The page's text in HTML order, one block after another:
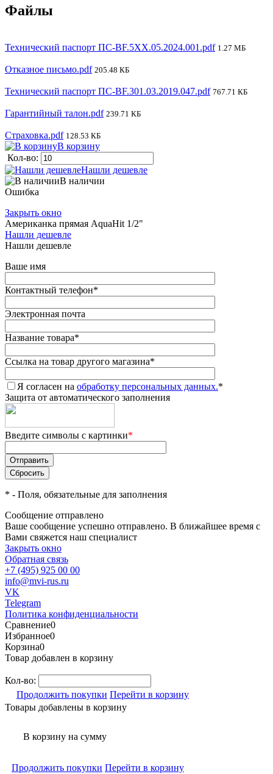
Файлы
Технический паспорт ПС-BF.5XX.05.2024.001.pdf 1.27 МБ
Отказное письмо.pdf 205.48 КБ
Технический паспорт ПС-BF.301.03.2019.047.pdf 767.71 КБ
Гарантийный талон.pdf 239.71 КБ
Страховка.pdf 128.53 КБ
В корзину
Кол-во:
Нашли дешевле
В наличии
Ошибка
Закрыть окно
Американка прямая AquaHit 1/2"
Нашли дешевле
Нашли дешевле
Ваше имя
Контактный телефон*
Электронная почта
Название товара*
Ссылка на товар другого магазина*
Я согласен на обработку персональных данных.*
Защита от автоматического заполнения
Введите символы с картинки*
* - Поля, обязательные для заполнения
Сообщение отправлено
Ваше сообщение успешно отправлено. В ближайшее время с
Вами свяжется наш специалист
Закрыть окно
Обратная связь
+7 (495) 925 00 00
info@mvi-rus.ru
VK
Telegram
Политика конфиденциальности
Сравнение0
Избранное0
Корзина0
Товар добавлен в корзину
Кол-во:
Продолжить покупки Перейти в корзину
Товары добавлены в корзину
В корзину на сумму
Продолжить покупки Перейти в корзину